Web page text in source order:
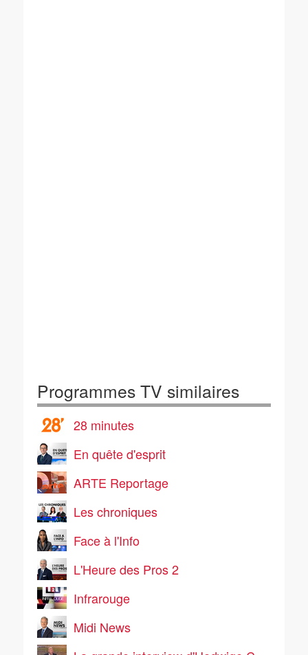
Programmes TV similaires
28 minutes
En quête d'esprit
ARTE Reportage
Les chroniques
Face à l'Info
L'Heure des Pros 2
Infrarouge
Midi News